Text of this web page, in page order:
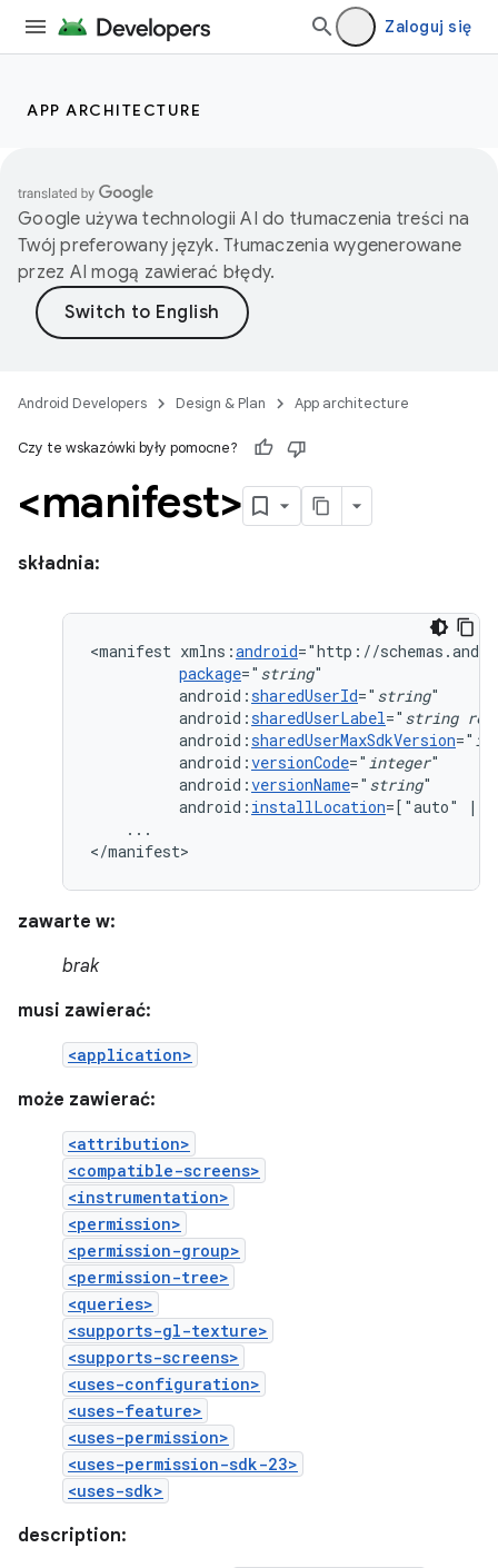
Zaloguj się
APP ARCHITECTURE
Google używa technologii AI do tłumaczenia treści na
Twój preferowany język. Tłumaczenia wygenerowane
przez AI mogą zawierać błędy.
Android Developers Design & Plan App architecture
Czy te wskazówki były pomocne?
<manifest>
składnia:
<manifest xmlns:android
package=" string
android:sharedUserId=" string
android:sharedUserLabel=" string
android:sharedUserMaxSdkVersion="
android:versionCode=" integer
android:versionName=" string
android: installLocation=["auto" |
...
</manifest>
zawarte w:
brak
musi zawierać:
<application>
może zawierać:
<attribution>
<compatible-screens>
<instrumentation>
<permission>
<permission-group>
<permission-tree>
<queries>
<supports-gl-texture>
<supports-screens>
<uses-configuration>
<uses-feature>
<uses-permission>
<uses-permission-sdk-23>
<uses-sdk>
description: